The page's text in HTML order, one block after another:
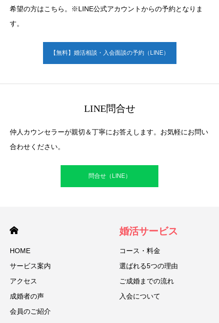
希望の方はこちら。※LINE公式アカウントからの予約となりま
す。
【無料】婚活相談・入会面談の予約（LINE）
LINE問合せ
仲人カウンセラーが親切＆丁寧にお答えします。お気軽にお問い
合わせください。
問合せ（LINE）
HOME
サービス案内
アクセス
成婚者の声
会員のご紹介
婚活サービス
コース・料金
選ばれる5つの理由
ご成婚までの流れ
入会について